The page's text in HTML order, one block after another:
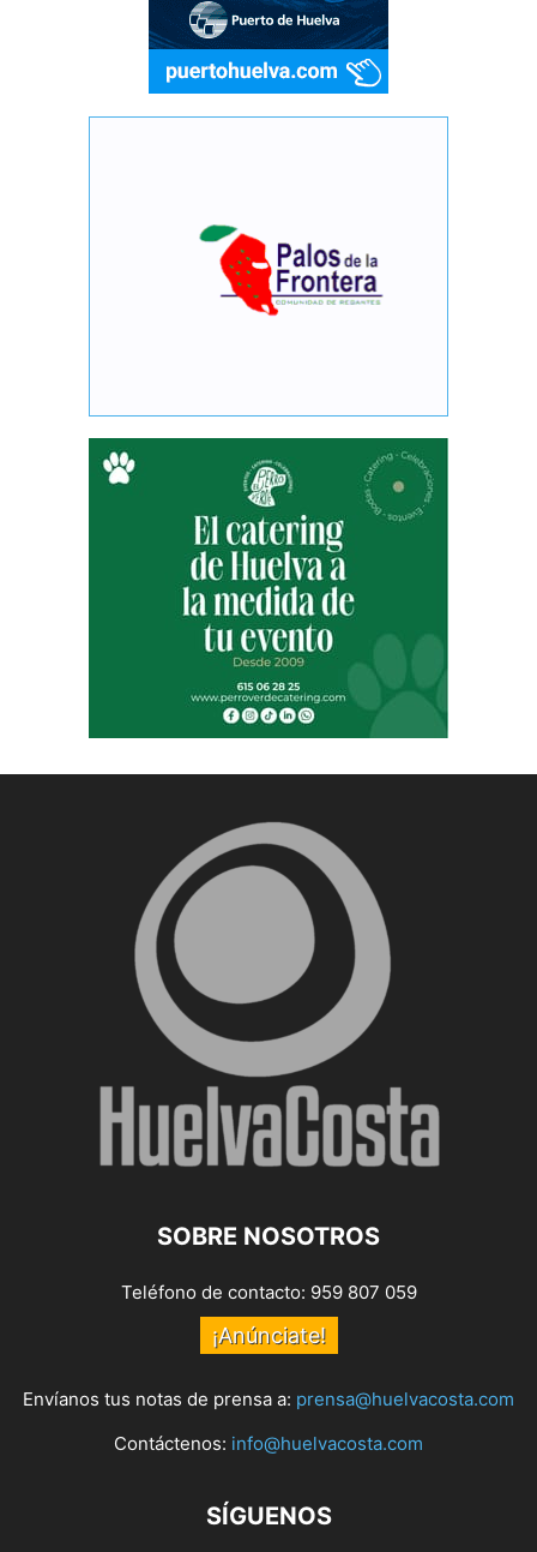
SOBRE NOSOTROS
Teléfono de contacto: 959 807 059
¡Anúnciate!
Envíanos tus notas de prensa a: prensa@huelvacosta.com
Contáctenos: info@huelvacosta.com
SÍGUENOS